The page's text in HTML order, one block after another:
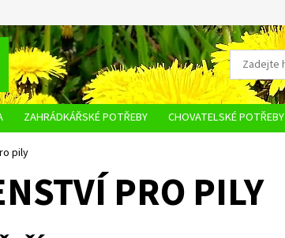
ZAHRÁDKÁŘSKÉ POTŘEBY CHOVATELSKÉ POTŘEBY
OCHRANA OSOBNÍCH ÚDAJŮ
pily
PRO PILY